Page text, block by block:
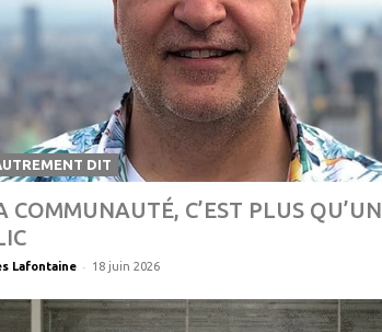
DIT
COMMUNAUTÉ, C’EST PLUS QU’UN
Lafontaine - 18 juin 2026